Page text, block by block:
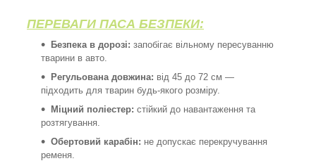
ПЕРЕВАГИ ПАСА БЕЗПЕКИ:
Безпека в дорозі: запобігає вільному пересуванню
тварини в авто.
Регульована довжина: від 45 до 72 см —
підходить для тварин будь-якого розміру.
Міцний поліестер: стійкий до навантаження та
розтягування.
Обертовий карабін: не допускає перекручування
ременя.